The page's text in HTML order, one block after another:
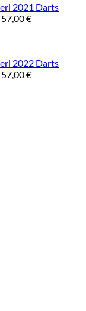
Darts
57,00€
Darts
57,00€